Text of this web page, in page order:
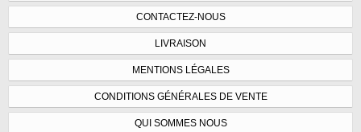
CONTACTEZ-NOUS
LIVRAISON
MENTIONS LÉGALES
CONDITIONS GÉNÉRALES DE VENTE
QUI SOMMES NOUS